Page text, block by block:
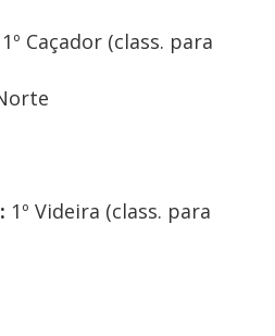
1º Caçador (class. para
1º Videira (class. para